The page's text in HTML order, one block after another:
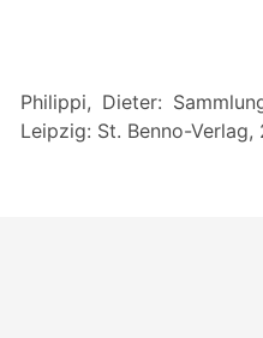
Philippi, Dieter:
Leipzig: St. Benno-Verlag,